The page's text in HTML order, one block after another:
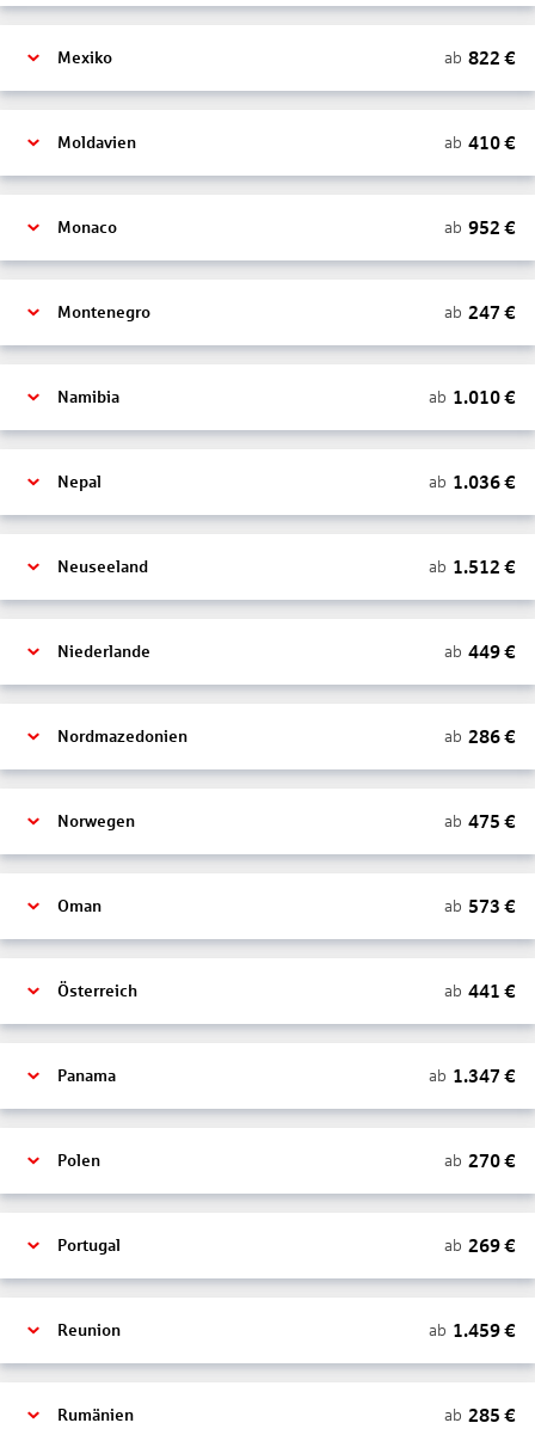
Mexiko ab 822 €
Moldavien ab 410€
Monaco ab 952 €
Montenegro ab 247 €
Namibia ab 1.010€
Nepal ab 1.036€
Neuseeland ab 1.512 €
Niederlande ab 449€
Nordmazedonien ab 286€
Norwegen ab 475 €
Oman ab 573 €
Österreich ab 441 €
Panama ab 1.347 €
Polen ab 270€
Portugal ab 269€
Reunion ab 1.459€
Rumänien ab 285 €